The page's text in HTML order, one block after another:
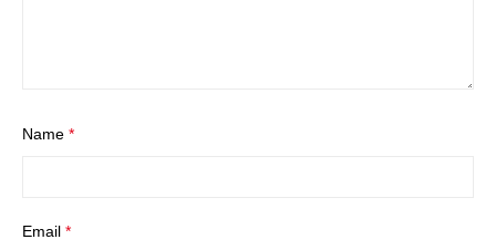
Name *
Email *